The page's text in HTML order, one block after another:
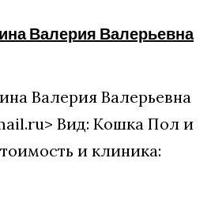
Валерия Валерьевна
Валерия Валерьевна
Вид: Кошка Пол и
и клиника: